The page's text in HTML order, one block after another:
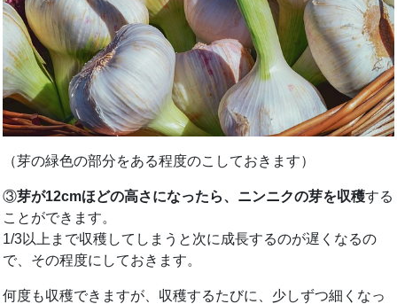
（芽の緑色の部分をある程度のこしておきます）
③芽が12cmほどの高さになったら、ニンニクの芽を収穫する
ことができます。
1/3以上まで収穫してしまうと次に成長するのが遅くなるの
で、その程度にしておきます。
何度も収穫できますが、収穫するたびに、少しずつ細くなっ